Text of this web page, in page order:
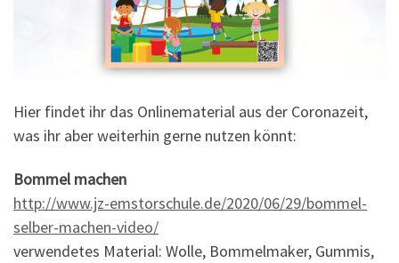
Hier findet ihr das Onlinematerial aus der Coronazeit,
was ihr aber weiterhin gerne nutzen könnt:
Bommel machen
http://www.jz-emstorschule.de/2020/06/29/bommel-
selber-machen-video/
verwendetes Material: Wolle, Bommelmaker, Gummis,